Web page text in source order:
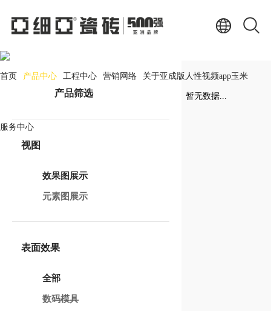
首页 产品中心 工程中心 营销网络 关于亚成版人性视频app玉米
服务中心
PRODUCT CENTER
产品筛选
视图
效果图展示
元素图展示
表面效果
全部
数码模具
暂无数据...